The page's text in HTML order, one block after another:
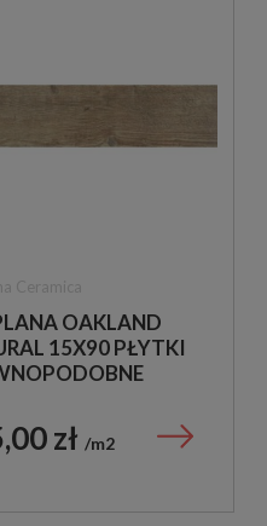
OAKLAND
15X90 PŁYTKI
zł m2